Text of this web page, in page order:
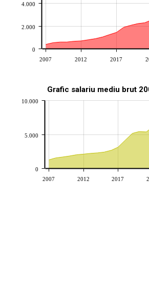
2007 2012 2017
0
2.000
4.000
Grafic salariu mediu brut
2007 2012 2017
0
5.000
10.000